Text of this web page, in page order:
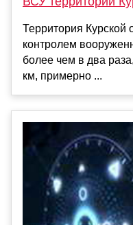
Территория Курской
контролем
более чем в два
км, примерно ...